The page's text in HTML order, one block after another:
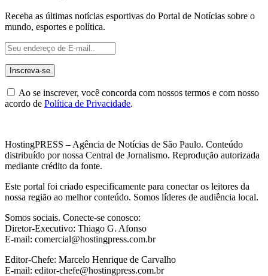
Receba as últimas notícias esportivas do Portal de Notícias sobre o
mundo, esportes e política.
Ao se inscrever, você concorda com nossos termos e com nosso
acordo de Política de Privacidade.
HostingPRESS – Agência de Notícias de São Paulo. Conteúdo
distribuído por nossa Central de Jornalismo. Reprodução autorizada
mediante crédito da fonte.
Este portal foi criado especificamente para conectar os leitores da
nossa região ao melhor conteúdo. Somos líderes de audiência local.
Somos sociais. Conecte-se conosco:
Diretor-Executivo: Thiago G. Afonso
E-mail: comercial@hostingpress.com.br
Editor-Chefe: Marcelo Henrique de Carvalho
E-mail: editor-chefe@hostingpress.com.br